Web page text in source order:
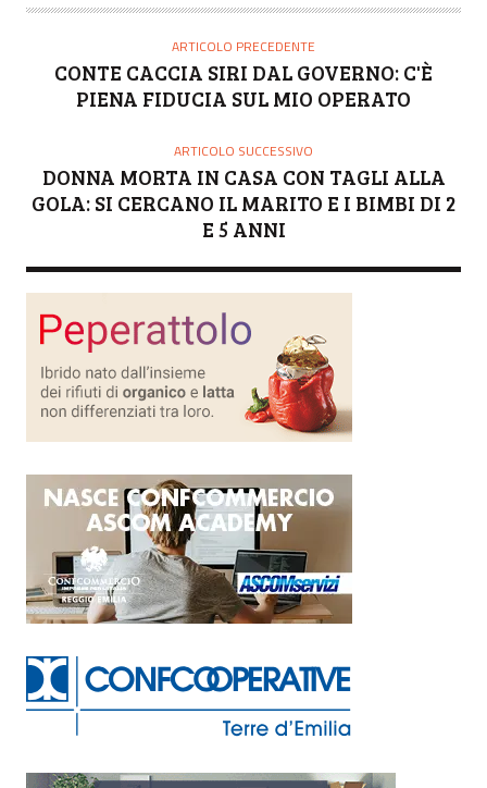
T
ARTICOLO PRECEDENTE
CONTE CACCIA SIRI DAL GOVERNO: C'È
PIENA FIDUCIA SUL MIO OPERATO
ARTICOLO SUCCESSIVO
DONNA MORTA IN CASA CON TAGLI ALLA
GOLA: SI CERCANO IL MARITO E I BIMBI DI 2
E 5 ANNI